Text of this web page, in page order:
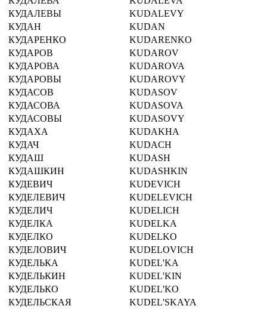
КУДАЛЕВЫ
KUDALEVY
КУДАН
KUDAN
КУДАРЕНКО
KUDARENKO
КУДАРОВ
KUDAROV
КУДАРОВА
KUDAROVA
КУДАРОВЫ
KUDAROVY
КУДАСОВ
KUDASOV
КУДАСОВА
KUDASOVA
КУДАСОВЫ
KUDASOVY
КУДАХА
KUDAKHA
КУДАЧ
KUDACH
КУДАШ
KUDASH
КУДАШКИН
KUDASHKIN
КУДЕВИЧ
KUDEVICH
КУДЕЛЕВИЧ
KUDELEVICH
КУДЕЛИЧ
KUDELICH
КУДЕЛКА
KUDELKA
КУДЕЛКО
KUDELKO
КУДЕЛОВИЧ
KUDELOVICH
КУДЕЛЬКА
KUDEL'KA
КУДЕЛЬКИН
KUDEL'KIN
КУДЕЛЬКО
KUDEL'KO
КУДЕЛЬСКАЯ
KUDEL'SKAYA